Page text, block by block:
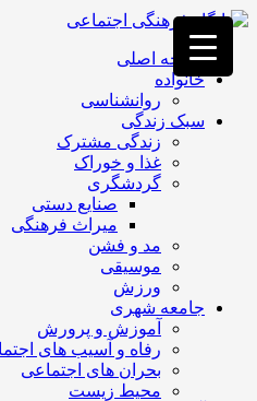
فصد
خون
غرب
تهران
خشکشویی
تصفیه
تهران
صفحه اصلی
خانواده
روانشناسی
سبک زندگی
زندگی مشترک
غذا و خوراک
گردشگری
صنایع دستی
میراث فرهنگی
مد و فشن
موسیقی
ورزش
جامعه شهری
آموزش و پرورش
رفاه و آسیب های
بحران های اجتماعی
محیط زیست